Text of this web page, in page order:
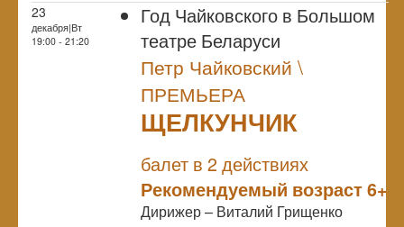
23
декабря|Вт
19:00 - 21:20
Год Чайковского в Большом
театре Беларуси
Петр Чайковский \
ПРЕМЬЕРА
ЩЕЛКУНЧИК
балет в 2 действиях
Рекомендуемый возраст 6+
Дирижер – Виталий Грищенко